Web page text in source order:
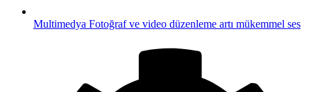
Multimedya Fotoğraf ve video düzenleme artı mükemmel ses